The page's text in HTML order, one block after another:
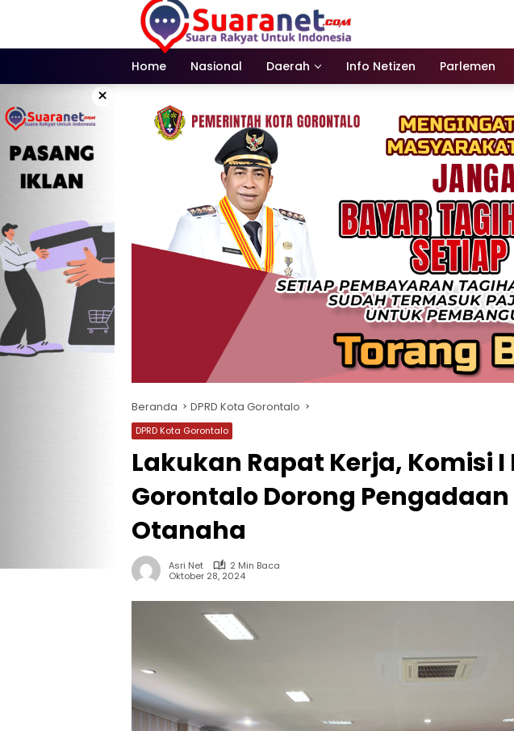
Home Nasional Daerah Info Netizen Parlemen
×
Beranda DPRD Kota Gorontalo
DPRD Kota Gorontalo
Lakukan Rapat Kerja, Komisi I
Gorontalo Dorong Pengadaan
Otanaha
Asri Net
2 Min Baca
Oktober 28, 2024